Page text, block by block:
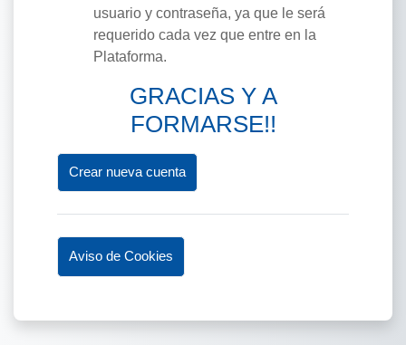
usuario y contraseña, ya que le será
requerido cada vez que entre en la
Plataforma.
GRACIAS Y A
FORMARSE!!
Crear nueva cuenta
Aviso de Cookies